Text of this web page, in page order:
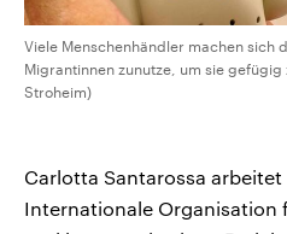
Viele Menschenhändler machen sich
Migrantinnen zunutze, um sie
Stroheim)
Carlotta Santarossa
Internationale Organisation